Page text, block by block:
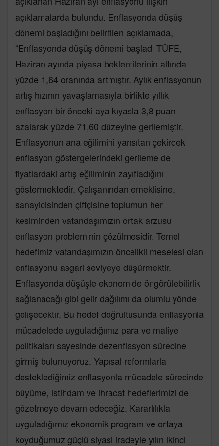
açıklamalarda bulundu. Enflasyonda düşüş
dönemi başladığını belirtilen açıklamada,
“Enflasyonda düşüş dönemi başladı TÜFE,
Haziran ayında piyasa beklentilerinin altında
yüzde 1,64 oranında artmıştır. Aylık enflasyonun
artış hızının yavaşlamasıyla birlikte yıllık
enflasyon bir önceki aya kıyasla 3,8 puan
azalarak yüzde 71,60 düzeyine gerilemiştir.
Enflasyonun ana eğilimini yansıtan çekirdek
enflasyon göstergelerindeki gerileme de
fiyatlardaki artış eğiliminin zayıfladığını
göstermektedir. Çalışanından emeklisine,
sanayicisinden çiftçisine toplumun her
kesiminden vatandaşımızın ortak arzusu
enflasyon probleminin çözülmesidir. Temel
hedefimiz vatandaşımızın öncelikli meselesi olan
enflasyonu asgari seviyeye düşürmektir.
Enflasyonda düşüşle ekonomide öngörülebilirlik
sağlanacağı gibi gelir dağılımı da olumlu yönde
gelişecektir. Bu hedef doğrultusunda enflasyonla
mücadelede uyguladığımız para ve maliye
politikaları sayesinde dezenflasyon sürecine
girmiş bulunuyoruz. Yapısal reformlarla
desteklediğimiz enflasyonla mücadele sürecinde
büyüme, istihdam ve ihracat hedeflerimizi de
gözetmeye devam edeceğiz. Kararlılıkla
uyguladığımız ekonomik program ve ortaya
koyduğumuz güçlü siyasi iradeyle yılın ikinci